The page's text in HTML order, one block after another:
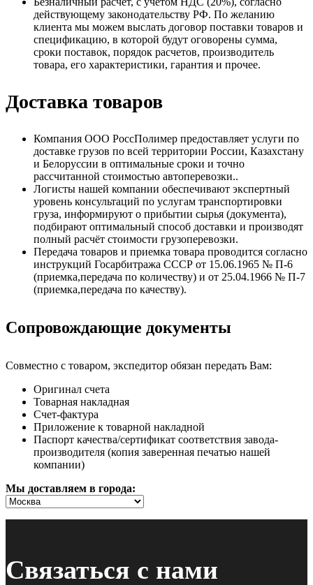
действующему законодательству РФ. По желанию
клиента мы можем выслать договор поставки товаров и
спецификацию, в которой будут оговорены сумма,
сроки поставок, порядок расчетов, производитель
товара, его характеристики, гарантия и прочее.
Доставка товаров
Компания ООО РоссПолимер предоставляет услуги по
доставке грузов по всей территории России, Казахстану
и Белоруссии в оптимальные сроки и точно
рассчитанной стоимостью автоперевозки..
Логисты нашей компании обеспечивают экспертный
уровень консультаций по услугам транспортировки
груза, информируют о прибытии сырья (документа),
подбирают оптимальный способ доставки и производят
полный расчёт стоимости грузоперевозки.
Передача товаров и приемка товара проводится согласно
инструкций Госарбитража СССР от 15.06.1965 № П-6
(приемка,передача по количеству) и от 25.04.1966 № П-7
(приемка,передача по качеству).
Сопровождающие документы
Совместно с товаром, экспедитор обязан передать Вам:
Оригинал счета
Товарная накладная
Счет-фактура
Приложение к товарной накладной
Паспорт качества/сертификат соответствия завода-
производителя (копия заверенная печатью нашей
компании)
Мы доставляем в города:
Связаться с нами